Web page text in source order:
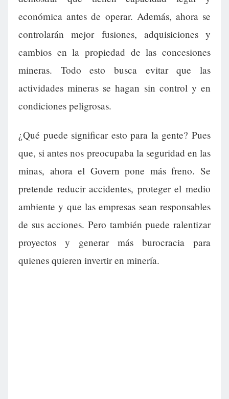
económica antes de operar. Además, ahora se
controlarán mejor fusiones, adquisiciones y
cambios en la propiedad de las concesiones
mineras. Todo esto busca evitar que las
actividades mineras se hagan sin control y en
condiciones peligrosas.
¿Qué puede significar esto para la gente? Pues
que, si antes nos preocupaba la seguridad en las
minas, ahora el Govern pone más freno. Se
pretende reducir accidentes, proteger el medio
ambiente y que las empresas sean responsables
de sus acciones. Pero también puede ralentizar
proyectos y generar más burocracia para
quienes quieren invertir en minería.